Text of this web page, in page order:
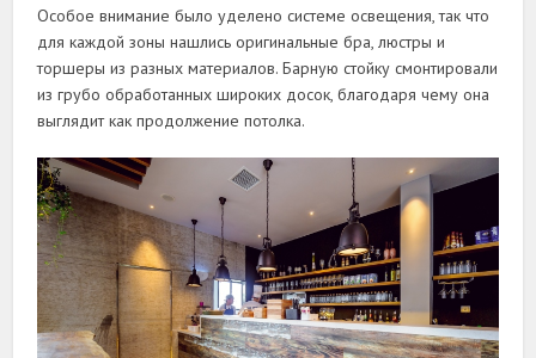
Особое внимание было уделено системе освещения, так что
для каждой зоны нашлись оригинальные бра, люстры и
торшеры из разных материалов. Барную стойку смонтировали
из грубо обработанных широких досок, благодаря чему она
выглядит как продолжение потолка.